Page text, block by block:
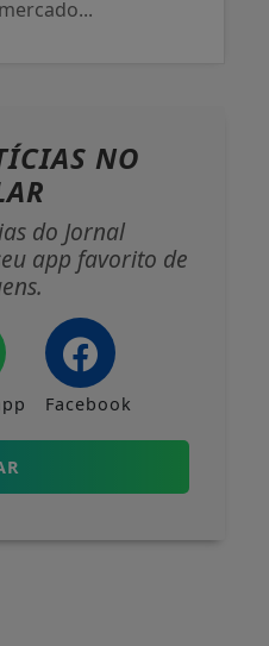
NO
do Jornal
app favorito de
Facebook